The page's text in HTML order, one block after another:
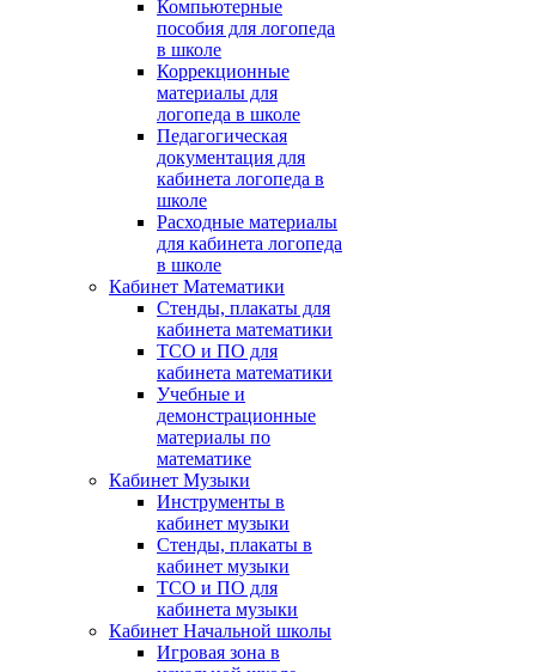
Компьютерные
пособия для логопеда
в школе
Коррекционные
материалы для
логопеда в школе
Педагогическая
документация для
кабинета логопеда в
школе
Расходные материалы
для кабинета логопеда
в школе
Кабинет Математики
Стенды, плакаты для
кабинета математики
ТСО и ПО для
кабинета математики
Учебные и
демонстрационные
материалы по
математике
Кабинет Музыки
Инструменты в
кабинет музыки
Стенды, плакаты в
кабинет музыки
ТСО и ПО для
кабинета музыки
Кабинет Начальной школы
Игровая зона в